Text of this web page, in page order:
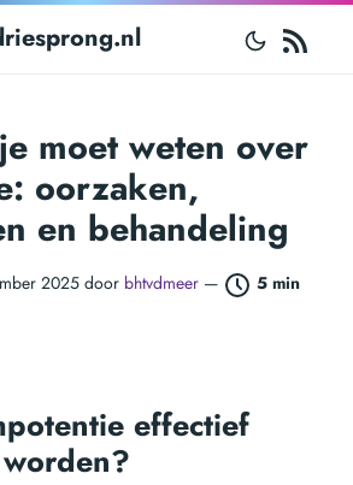
moet weten over
oorzaken,
en behandeling
2025 door bhtvdmeer — 5 min
effectief